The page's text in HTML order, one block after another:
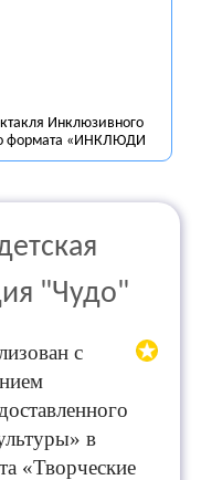
Инклюзивного
формата «ИНКЛЮДИ
"Чудо"
с
в
«Творческие